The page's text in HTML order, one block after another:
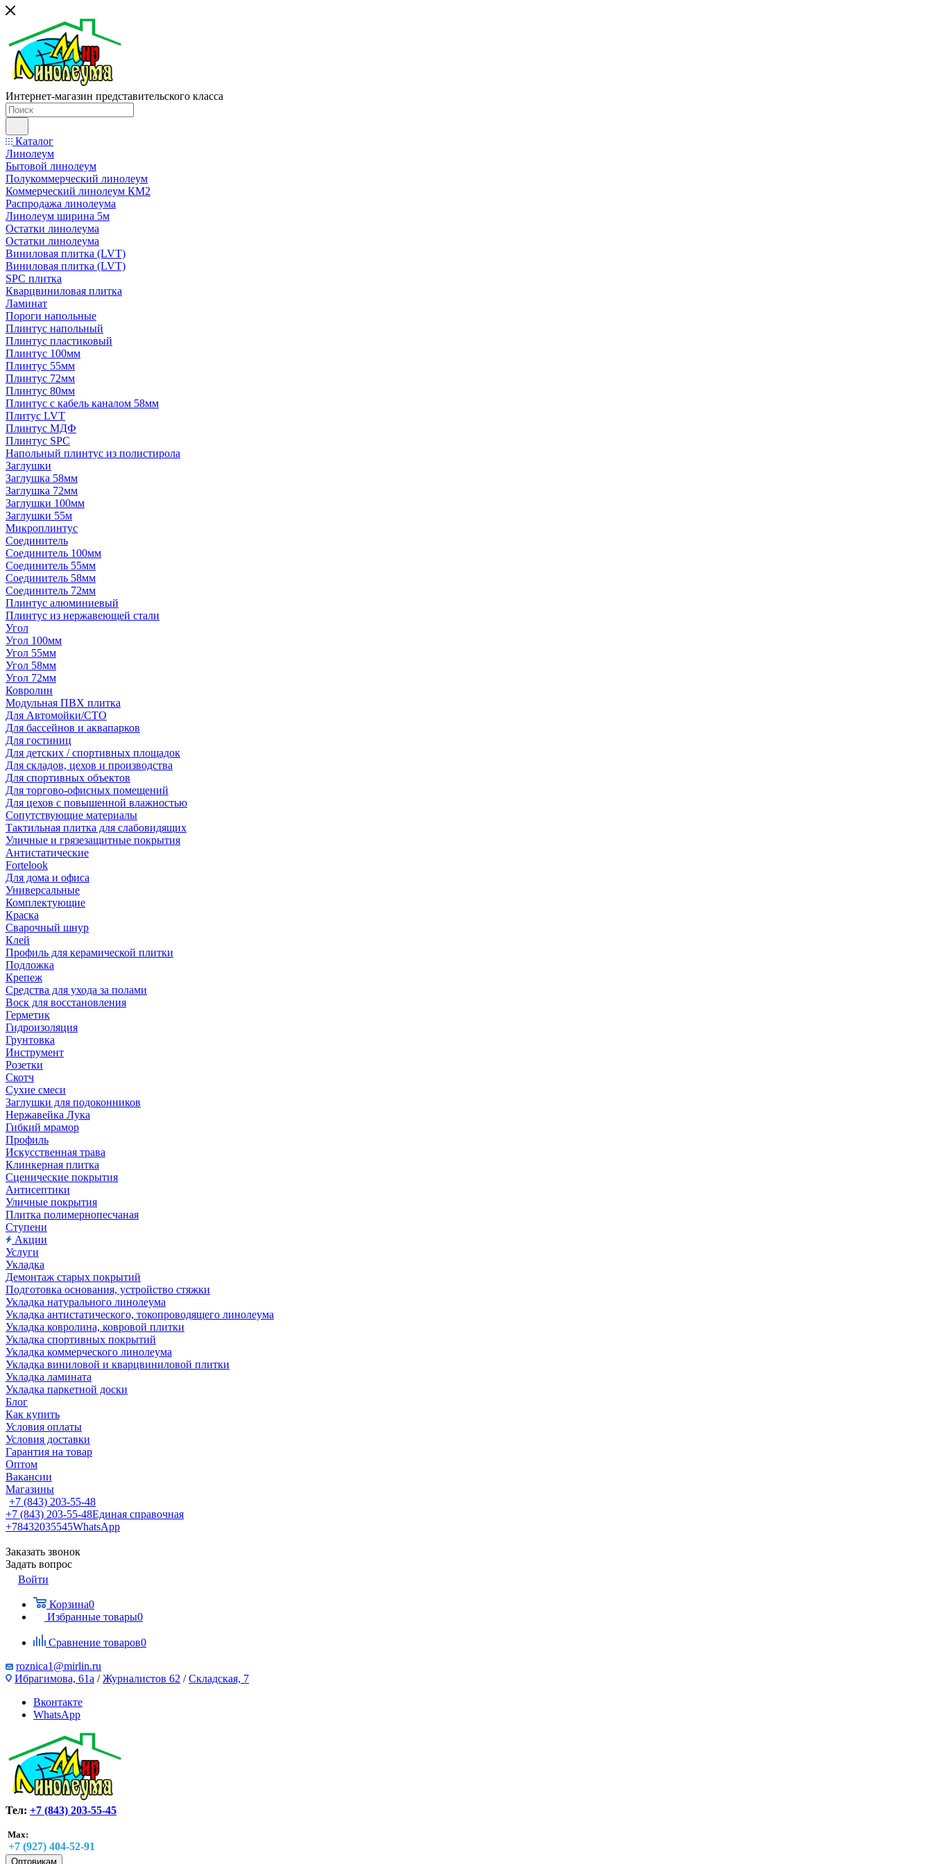
Интернет-магазин представительского класса
Каталог
Линолеум
Бытовой линолеум
Полукоммерческий линолеум
Коммерческий линолеум КМ2
Распродажа линолеума
Линолеум ширина 5м
Остатки линолеума
Остатки линолеума
Виниловая плитка (LVT)
Виниловая плитка (LVT)
SPC плитка
Кварцвиниловая плитка
Ламинат
Пороги напольные
Плинтус напольный
Плинтус пластиковый
Плинтус 100мм
Плинтус 55мм
Плинтус 72мм
Плинтус 80мм
Плинтус с кабель каналом 58мм
Плитус LVT
Плинтус МДФ
Плинтус SPC
Напольный плинтус из полистирола
Заглушки
Заглушка 58мм
Заглушка 72мм
Заглушки 100мм
Заглушки 55м
Микроплинтус
Соединитель
Соединитель 100мм
Соединитель 55мм
Соединитель 58мм
Соединитель 72мм
Плинтус алюминиевый
Плинтус из нержавеющей стали
Угол
Угол 100мм
Угол 55мм
Угол 58мм
Угол 72мм
Ковролин
Модульная ПВХ плитка
Для Автомойки/СТО
Для бассейнов и аквапарков
Для гостиниц
Для детских / спортивных площадок
Для складов, цехов и производства
Для спортивных объектов
Для торгово-офисных помещений
Для цехов с повышенной влажностью
Сопутствующие материалы
Тактильная плитка для слабовидящих
Уличные и грязезащитные покрытия
Антистатические
Fortelook
Для дома и офиса
Универсальные
Комплектующие
Краска
Сварочный шнур
Клей
Профиль для керамической плитки
Подложка
Крепеж
Средства для ухода за полами
Воск для восстановления
Герметик
Гидроизоляция
Грунтовка
Инструмент
Розетки
Скотч
Сухие смеси
Заглушки для подоконников
Нержавейка Лука
Гибкий мрамор
Профиль
Искусственная трава
Клинкерная плитка
Сценические покрытия
Антисептики
Уличные покрытия
Плитка полимернопесчаная
Ступени
Акции
Услуги
Укладка
Демонтаж старых покрытий
Подготовка основания, устройство стяжки
Укладка натурального линолеума
Укладка антистатического, токопроводящего линолеума
Укладка ковролина, ковровой плитки
Укладка спортивных покрытий
Укладка коммерческого линолеума
Укладка виниловой и кварцвиниловой плитки
Укладка ламината
Укладка паркетной доски
Блог
Как купить
Условия оплаты
Условия доставки
Гарантия на товар
Оптом
Вакансии
Магазины
+7 (843) 203-55-48
+7 (843) 203-55-48Единая справочная
+78432035545WhatsApp
Заказать звонок
Задать вопрос
Войти
Корзина0
Избранные товары0
Сравнение товаров0
roznica1@mirlin.ru
Ибрагимова, 61а /Журналистов 62 /Складская, 7
Вконтакте
WhatsApp
Тел: +7 (843) 203-55-45
Max:
+7 (927) 404-52-91
Оптовикам